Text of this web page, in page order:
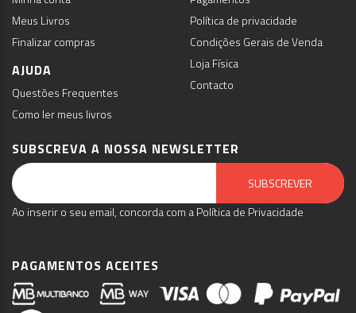
Meus Livros
Finalizar compras
AJUDA
Questões Frequentes
Como ler meus livros
Política de privacidade
Condições Gerais de Venda
Loja Física
Contacto
SUBSCREVA A NOSSA NEWSLETTER
SUBSCREVER
Email Marketing by E-goi
Ao inserir o seu email, concorda com a Política de Privacidade
PAGAMENTOS ACEITES